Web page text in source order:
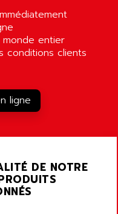
entier
conditions clients
ligne
DE NOTRE